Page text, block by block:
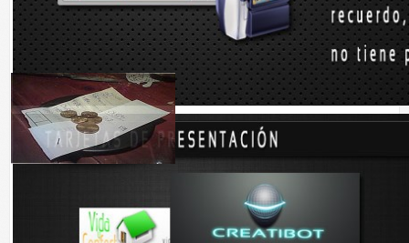
Las supersticiones con respecto a las estrellas...
dar propinas en Japón es signo de mala educación
¿Sabías que, se puede saber por qué llora un bebé?